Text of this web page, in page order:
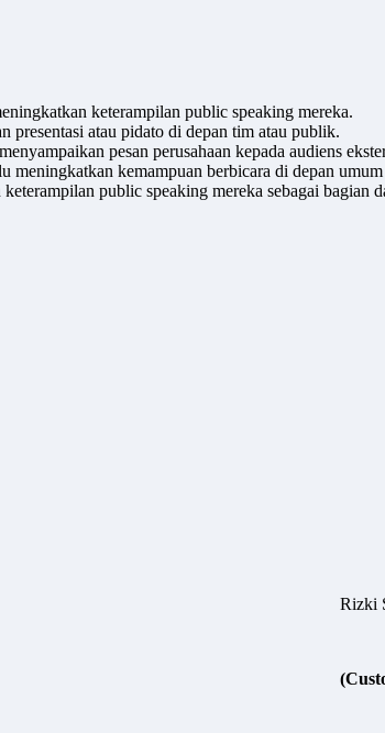
keterampilan public speaking mereka.
presentasi atau pidato di depan tim atau publik.
pesan perusahaan kepada audiens
meningkatkan kemampuan berbicara di depan
public speaking mereka sebagai bagian
Rizki